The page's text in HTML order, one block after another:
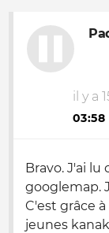
il y a
03:58
Bravo. J'ai
googlemap.
C'est grâce
jeunes